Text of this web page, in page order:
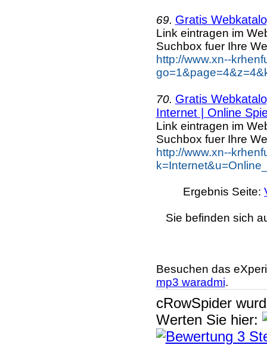
69. Gratis
Link eintragen im
Suchbox fuer Ihre
http://www.xn--
70. Gratis
Internet | Online
Link eintragen im
Suchbox fuer Ihre
http://www.xn--
Ergebnis Seite:
Sie befinden sich
Besuchen das
mp3 waradmi.
cRowSpider
Werten Sie hier: